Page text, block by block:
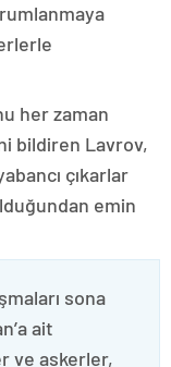
her zaman
bildiren Lavrov,
çıkarlar
emin
sona
ait
ve askerler,